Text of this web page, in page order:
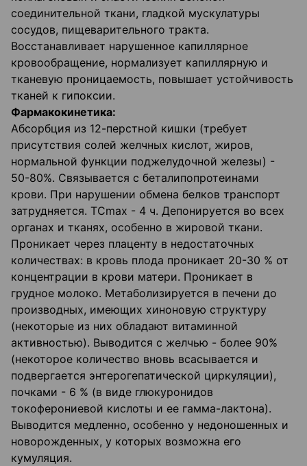
соединительной ткани, гладкой мускулатуры
сосудов, пищеварительного тракта.
Восстанавливает нарушенное капиллярное
кровообращение, нормализует капиллярную и
тканевую проницаемость, повышает устойчивость
тканей к гипоксии.
Фармакокинетика:
Абсорбция из 12-перстной кишки (требует
присутствия солей желчных кислот, жиров,
нормальной функции поджелудочной железы) -
50-80%. Связывается с беталипопротеинами
крови. При нарушении обмена белков транспорт
затрудняется. ТСmax - 4 ч. Депонируется во всех
органах и тканях, особенно в жировой ткани.
Проникает через плаценту в недостаточных
количествах: в кровь плода проникает 20-30 % от
концентрации в крови матери. Проникает в
грудное молоко. Метаболизируется в печени до
производных, имеющих хиноновую структуру
(некоторые из них обладают витаминной
активностью). Выводится с желчью - более 90%
(некоторое количество вновь всасывается и
подвергается энтерогепатической циркуляции),
почками - 6 % (в виде глюкуронидов
токоферониевой кислоты и ее гамма-лактона).
Выводится медленно, особенно у недоношенных и
новорожденных, у которых возможна его
кумуляция.